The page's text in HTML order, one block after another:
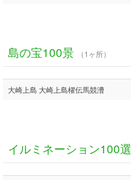
島の宝100景 （1ヶ所）
大崎上島 大崎上島櫂伝馬競漕
イルミネーション100選